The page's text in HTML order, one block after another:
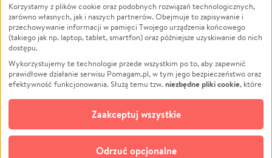
Zwierzęta
Pożar
Ukraina
Pomoc Finansowa
Projekty
Pogrzeb
Społeczność lokalna
Kultura
Powódź
Wichura
NGO
Edukacja
Podróż
Impreza
Ochrona środowiska
Biznes
Korzystamy z plików cookie oraz podobnych rozwiązań technologicznych,
zarówno własnych, jak i naszych partnerów. Obejmuje to zapisywanie i
przechowywanie informacji w pamięci Twojego urządzenia końcowego
(takiego jak np. laptop, tablet, smartfon) oraz późniejsze uzyskiwanie do nich
dostępu.
Wykorzystujemy te technologie przede wszystkim po to, aby zapewnić
prawidłowe działanie serwisu Pomagam.pl, w tym jego bezpieczeństwo oraz
efektywność funkcjonowania. Służą temu tzw.niezbędne pliki cookie, które
opcjonalnych plików cookie
technologii do celów analitycznych i retargetingowych. Możesz wyrazić
zgodę na ich stosowanie lub jej odmówić. W dowolnym momencie masz
możliwość zmiany swoich preferencji na stronie „Zarządzaj zgodami cookie”,
do której link znajdziesz w stopce serwisu Pomagam.pl. Opcjonalne pliki
Odrzuć opcjonalne
Zaakceptuj wszystkie